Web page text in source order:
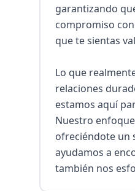
garantizando
compromiso
que te sientas
Lo que
relaciones
estamos aquí
Nuestro
ofreciéndote un
ayudamos a
también nos